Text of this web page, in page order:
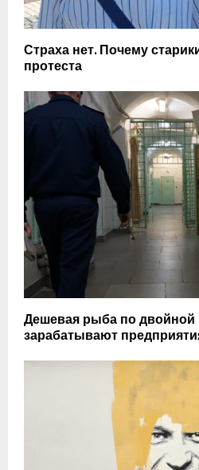
Страха нет. Почему
протеста
Дешевая рыба по двойной
зарабатывают